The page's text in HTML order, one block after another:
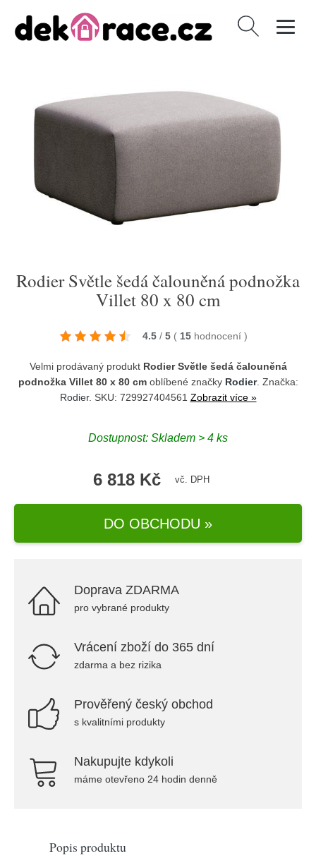
Vyhledávání
Rodier Světle šedá čalouněná podnožka
Villet 80 x 80 cm
4.5 / 5 ( 15 hodnocení )
Velmi prodávaný produkt Rodier Světle šedá čalouněná
podnožka Villet 80 x 80 cmoblíbené značky Rodier. Značka:
Rodier. SKU: 729927404561 Zobrazit více »
Dostupnost: Skladem > 4 ks
6 818 Kč vč. DPH
DO OBCHODU »
Doprava ZDARMA
pro vybrané produkty
Vrácení zboží do 365 dní
zdarma a bez rizika
Prověřený český obchod
s kvalitními produkty
Nakupujte kdykoli
máme otevřeno 24 hodin denně
Popis produktu